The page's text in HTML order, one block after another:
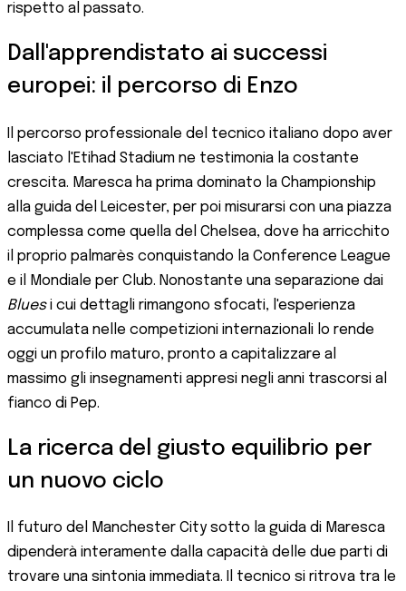
rispetto al passato.
Dall'apprendistato ai successi
europei: il percorso di Enzo
Il percorso professionale del tecnico italiano dopo aver
lasciato l'Etihad Stadium ne testimonia la costante
crescita. Maresca ha prima dominato la Championship
alla guida del Leicester, per poi misurarsi con una piazza
complessa come quella del Chelsea, dove ha arricchito
il proprio palmarès conquistando la Conference League
e il Mondiale per Club. Nonostante una separazione dai
Bluesi cui dettagli rimangono sfocati, l'esperienza
accumulata nelle competizioni internazionali lo rende
oggi un profilo maturo, pronto a capitalizzare al
massimo gli insegnamenti appresi negli anni trascorsi al
fianco di Pep.
La ricerca del giusto equilibrio per
un nuovo ciclo
Il futuro del Manchester City sotto la guida di Maresca
dipenderà interamente dalla capacità delle due parti di
trovare una sintonia immediata. Il tecnico si ritrova tra le